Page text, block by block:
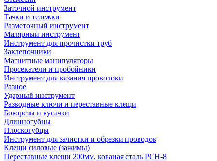
Заточной инструмент
Тачки и тележки
Разметочный инструмент
Малярный инструмент
Инструмент для прочистки труб
Заклепочники
Магнитные манипуляторы
Просекатели и пробойники
Инструмент для вязания проволоки
Разное
Ударный инструмент
Разводные ключи и переставные клещи
Бокорезы и кусачки
Длинногубцы
Плоскогубцы
Инструмент для зачистки и обрезки проводов
Клещи силовые (зажимы)
Переставные клещи 200мм, кованая сталь PCH-8